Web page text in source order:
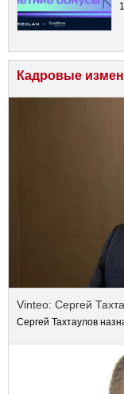
Кадровые
Vinteo: Сергей
Сергей Тахтаулов